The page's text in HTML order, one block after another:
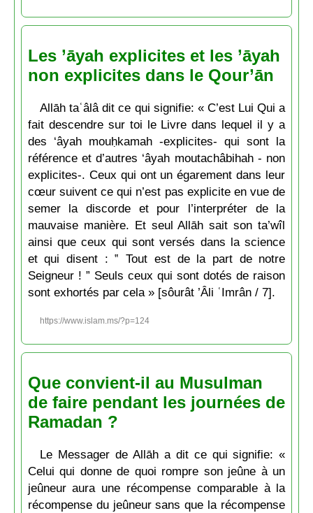
Les ’āyah explicites et les ’āyah
non explicites dans le Qour’ān
Allāh taʿâlâ dit ce qui signifie: « C’est Lui Qui a
fait descendre sur toi le Livre dans lequel il y a
des ‘âyah mouḥkamah -explicites- qui sont la
référence et d’autres ‘âyah moutachâbihah - non
explicites-. Ceux qui ont un égarement dans leur
cœur suivent ce qui n’est pas explicite en vue de
semer la discorde et pour l’interpréter de la
mauvaise manière. Et seul Allāh sait son ta’wîl
ainsi que ceux qui sont versés dans la science
et qui disent : ‟ Tout est de la part de notre
Seigneur ! ” Seuls ceux qui sont dotés de raison
sont exhortés par cela » [sôurât ’Âli ʿImrân / 7].
https://www.islam.ms/?p=124
Que convient-il au Musulman
de faire pendant les journées de
Ramadan ?
Le Messager de Allāh a dit ce qui signifie: «
Celui qui donne de quoi rompre son jeûne à un
jeûneur aura une récompense comparable à la
récompense du jeûneur sans que la récompense